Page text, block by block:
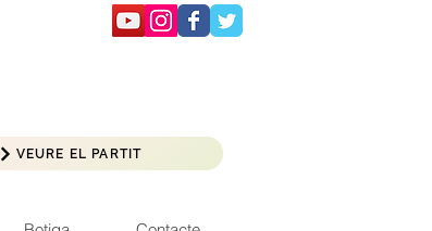
VEURE EL PARTIT